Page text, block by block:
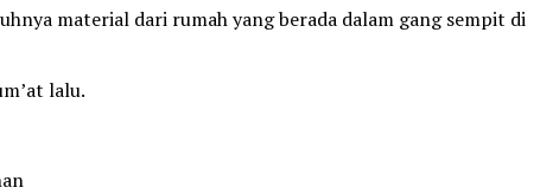
material dari rumah yang berada dalam gang sempit di
lalu.